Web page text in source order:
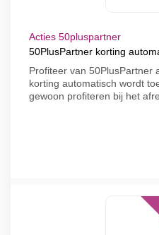
Acties 50pluspartner
50PlusPartner korting
Profiteer van 50PlusPartner
korting automatisch wordt
gewoon profiteren bij het